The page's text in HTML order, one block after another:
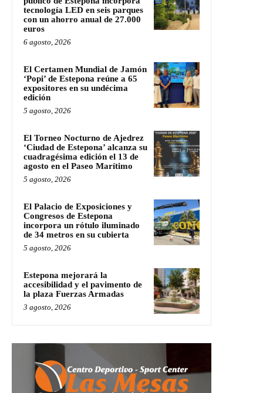
tecnología LED en seis parques
con un ahorro anual de 27.000
euros
6 agosto, 2026
El Certamen Mundial de Jamón
‘Popi’ de Estepona reúne a 65
expositores en su undécima
edición
5 agosto, 2026
El Torneo Nocturno de Ajedrez
‘Ciudad de Estepona’ alcanza su
cuadragésima edición el 13 de
agosto en el Paseo Marítimo
5 agosto, 2026
El Palacio de Exposiciones y
Congresos de Estepona
incorpora un rótulo iluminado
de 34 metros en su cubierta
5 agosto, 2026
Estepona mejorará la
accesibilidad y el pavimento de
la plaza Fuerzas Armadas
3 agosto, 2026